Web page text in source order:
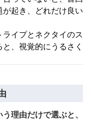
起き、どれだけ良い
イプとネクタイのス
、視覚的にうるさく
理由だけで選ぶと、